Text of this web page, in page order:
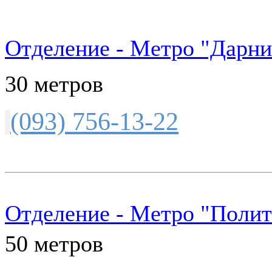
Отделение - Метро
30 метров
(093) 756-13-22
Отделение - Метро
50 метров